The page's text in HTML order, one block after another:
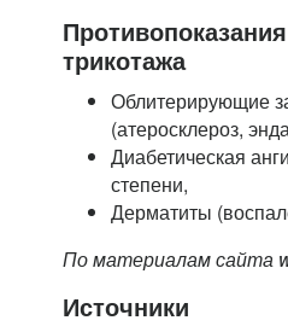
трикотажа
Облитерирующие
(атеросклероз,
Диабетическая
степени,
Дерматиты
По материалам сайта
Источники